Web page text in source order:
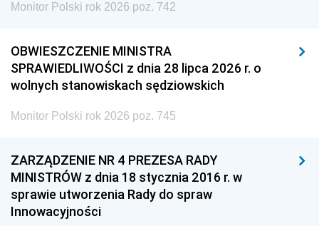
Monitor Polski rok 2026 poz. 742
OBWIESZCZENIE MINISTRA
SPRAWIEDLIWOŚCI z dnia 28 lipca 2026 r. o
wolnych stanowiskach sędziowskich
Monitor Polski rok 2026 poz. 745
ZARZĄDZENIE NR 4 PREZESA RADY
MINISTRÓW z dnia 18 stycznia 2016 r. w
sprawie utworzenia Rady do spraw
Innowacyjności